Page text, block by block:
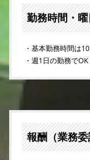
勤務時間・曜
・基本勤務時間は
・週1日の勤務でOK
報酬（業務委